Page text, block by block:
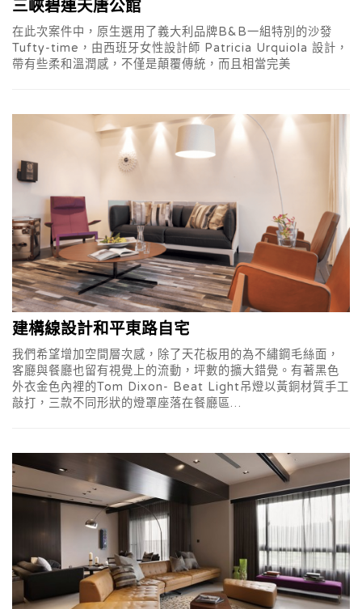
三峽碧連天唐公館
在此次案件中，原生選用了義大利品牌B&B一組特別的沙發
Tufty-time，由西班牙女性設計師 Patricia Urquiola 設計，
帶有些柔和溫潤感，不僅是顛覆傳統，而且相當完美
建構線設計和平東路自宅
我們希望增加空間層次感，除了天花板用的為不繡鋼毛絲面，
客廳與餐廳也留有視覺上的流動，坪數的擴大錯覺。有著黑色
外衣金色內裡的Tom Dixon- Beat Light吊燈以黃銅材質手工
敲打，三款不同形狀的燈罩座落在餐廳區…